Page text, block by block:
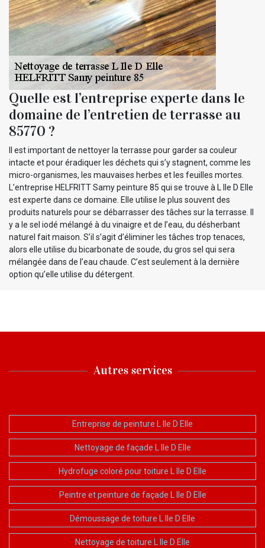
Quelle est l’entreprise experte dans le
domaine de l’entretien de terrasse au
85770 ?
Il est important de nettoyer la terrasse pour garder sa couleur
intacte et pour éradiquer les déchets qui s’y stagnent, comme les
micro-organismes, les mauvaises herbes et les feuilles mortes.
L’entreprise HELFRITT Samy peinture 85 qui se trouve à L Ile D Elle
est experte dans ce domaine. Elle utilise le plus souvent des
produits naturels pour se débarrasser des tâches sur la terrasse. Il
y a le sel iodé mélangé à du vinaigre et de l’eau, du désherbant
naturel fait maison. S’il s’agit d’éliminer les tâches trop tenaces,
alors elle utilise du bicarbonate de soude, du gros sel qui sera
mélangée dans de l’eau chaude. C’est seulement à la dernière
option qu’elle utilise du détergent.
Autres services
Entreprise de peinture L Ile D Elle
Nettoyage de façade L Ile D Elle
Hydrofuge coloré pour toiture L Ile D Elle
Peintre et peinture de façade L Ile D Elle
Démoussage de toiture L Ile D Elle
Nettoyage de toiture L Ile D Elle